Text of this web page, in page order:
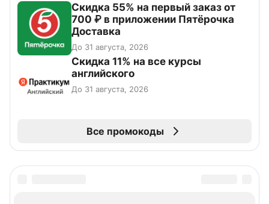
Скидка 55% на первый заказ от
700 ₽ в приложении Пятёрочка
Доставка
До 31 августа, 2026
Скидка 11% на все курсы
английского
До 31 августа, 2026
Все промокоды